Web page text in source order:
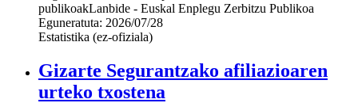
publikoakLanbide - Euskal Enplegu Zerbitzu Publikoa
Eguneratuta: 2026/07/28
Estatistika (ez-ofiziala)
Gizarte Segurantzako afiliazioaren
urteko txostena